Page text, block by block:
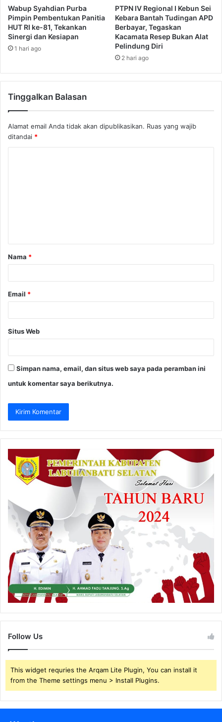
Wabup Syahdian Purba
Pimpin Pembentukan Panitia
HUT RI ke-81, Tekankan
Sinergi dan Kesiapan
1 hari ago
PTPN IV Regional I Kebun Sei
Kebara Bantah Tudingan APD
Berbayar, Tegaskan
Kacamata Resep Bukan Alat
Pelindung Diri
2 hari ago
Tinggalkan Balasan
Alamat email Anda tidak akan dipublikasikan. Ruas yang wajib
ditandai *
a
r
Nama *
Email *
Situs Web
Simpan nama, email, dan situs web saya pada peramban ini
untuk komentar saya berikutnya.
Follow Us
This widget requries the Arqam Lite Plugin, You can install it
from the Theme settings menu > Install Plugins.